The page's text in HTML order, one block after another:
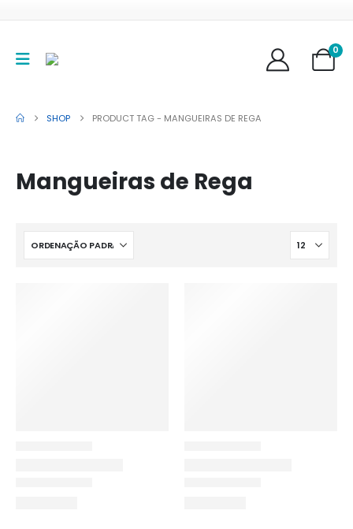
0
SHOP PRODUCT TAG - MANGUEIRAS DE REGA
Mangueiras de Rega